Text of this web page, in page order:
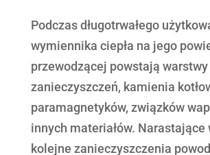
Podczas długotrwałego
wymiennika ciepła na jego
przewodzącej powstają
zanieczyszczeń, kamienia
paramagnetyków, związków
innych materiałów. Narastające
kolejne zanieczyszczenia